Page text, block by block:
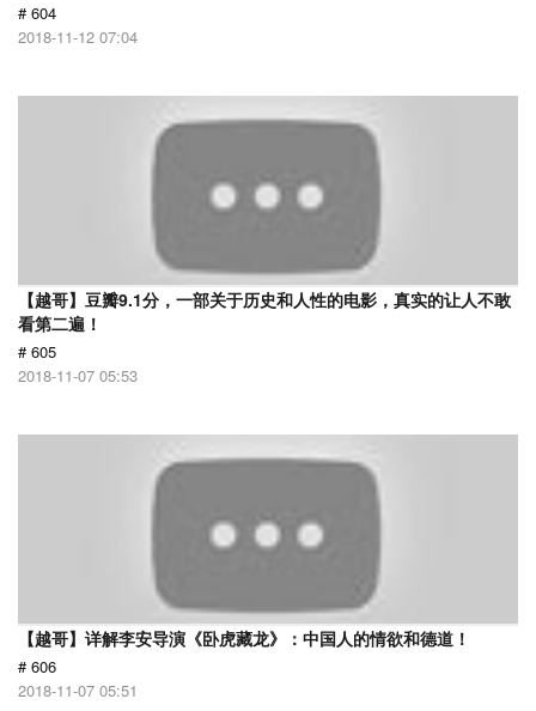
# 604
2018-11-12 07:04
【越哥】豆瓣9.1分，一部关于历史和人性的电影，真实的让人不敢
看第二遍！
# 605
2018-11-07 05:53
【越哥】详解李安导演《卧虎藏龙》：中国人的情欲和德道！
# 606
2018-11-07 05:51